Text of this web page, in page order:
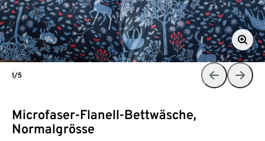
Microfaser-Flanell-Bettwäsche,
Normalgrösse
1/5